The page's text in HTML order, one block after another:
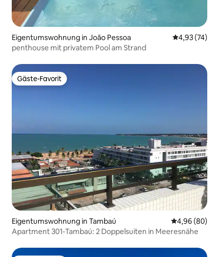
Eigentumswohnung in João Pessoa
4,93 (74)
penthouse mit privatem Pool am Strand
Gäste-Favorit
Gäste-Favorit
Eigentumswohnung in Tambaú
4,96 (80)
Apartment 301-Tambaú: 2 Doppelsuiten in Meeresnähe